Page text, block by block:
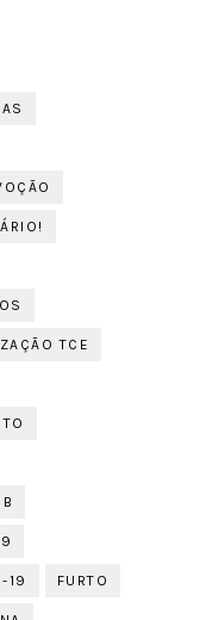
TCE
19 FURTO